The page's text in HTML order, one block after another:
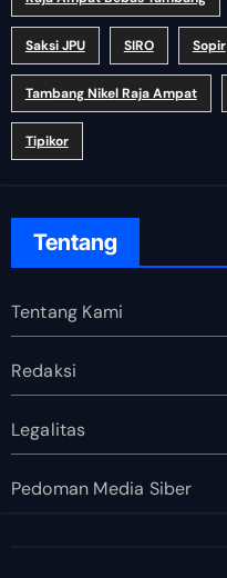
Saksi JPU SIRO Sopir
Tambang Nikel Raja Ampat
Tipikor
Tentang
Tentang Kami
Redaksi
Legalitas
Pedoman Media Siber